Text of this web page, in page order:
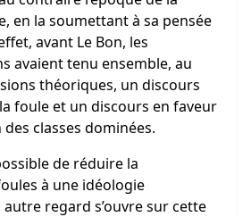
en la soumettant à sa pensée
avant Le Bon, les
avaient tenu ensemble, au
théoriques, un discours
foule et un discours en faveur
des classes dominées.
de réduire la
à une idéologie
regard s’ouvre sur cette